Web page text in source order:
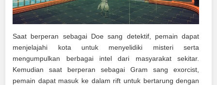
Saat berperan sebagai Doe sang detektif, pemain dapat
menjelajahi kota untuk menyelidiki misteri serta
mengumpulkan berbagai intel dari masyarakat sekitar.
Kemudian saat berperan sebagai Gram sang exorcist,
pemain dapat masuk ke dalam rift untuk bertarung dengan